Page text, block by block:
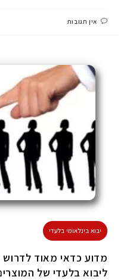
אין תגובות
מדוע כדאי מאוד לדרוש
ליבוא בלעדי של